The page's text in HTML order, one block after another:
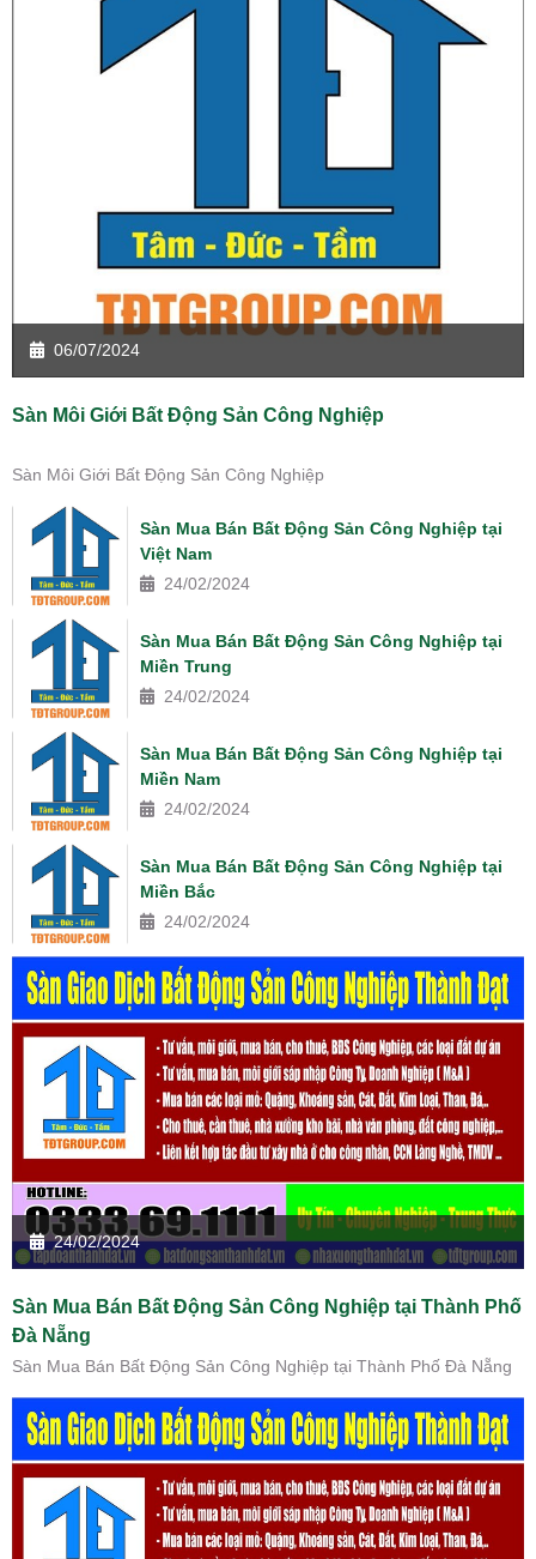
06/07/2024
Sàn Môi Giới Bất Động Sản Công Nghiệp
Sàn Môi Giới Bất Động Sản Công Nghiệp
Sàn Mua Bán Bất Động Sản Công Nghiệp tại
Việt Nam
24/02/2024
Sàn Mua Bán Bất Động Sản Công Nghiệp tại
Miền Trung
24/02/2024
Sàn Mua Bán Bất Động Sản Công Nghiệp tại
Miền Nam
24/02/2024
Sàn Mua Bán Bất Động Sản Công Nghiệp tại
Miền Bắc
24/02/2024
24/02/2024
Sàn Mua Bán Bất Động Sản Công Nghiệp tại Thành Phố
Đà Nẵng
Sàn Mua Bán Bất Động Sản Công Nghiệp tại Thành Phố Đà Nẵng